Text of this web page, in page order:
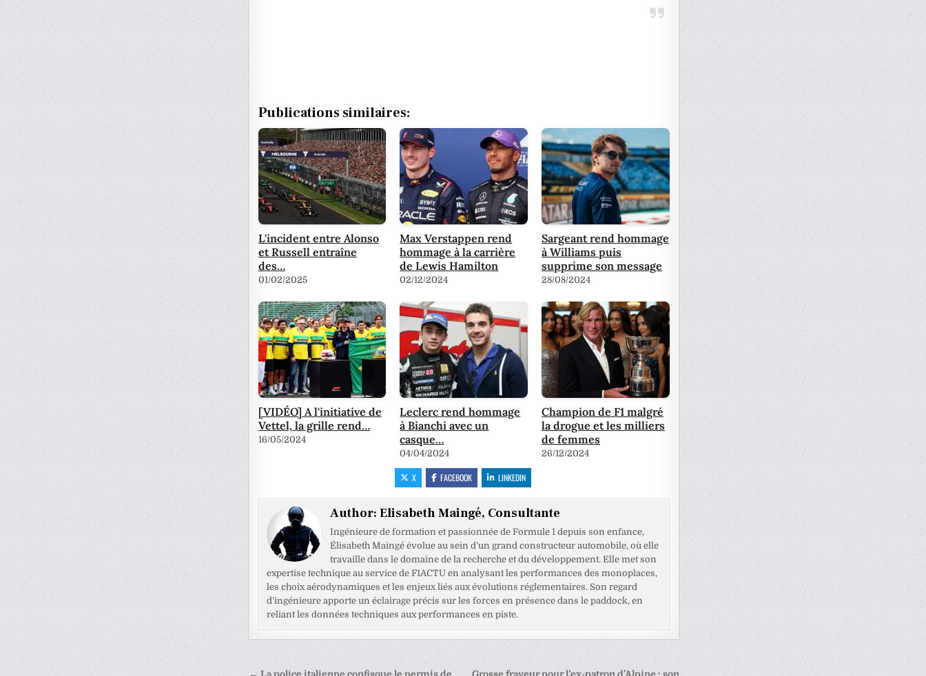
Publications similaires:
L'incident entre Alonso
et Russell entraîne
des…
01/02/2025
Max Verstappen rend
hommage à la carrière
de Lewis Hamilton
02/12/2024
Sargeant rend hommage
à Williams puis
supprime son message
28/08/2024
[VIDÉO] A l'initiative de
Vettel, la grille rend…
16/05/2024
Leclerc rend hommage
à Bianchi avec un
casque…
04/04/2024
Champion de F1 malgré
la drogue et les milliers
de femmes
26/12/2024
X FACEBOOK LINKEDIN
Author: Elisabeth Maingé, Consultante
Ingénieure de formation et passionnée de Formule 1 depuis son enfance,
Élisabeth Maingé évolue au sein d’un grand constructeur automobile, où elle
travaille dans le domaine de la recherche et du développement. Elle met son
expertise technique au service de F1ACTU en analysant les performances des monoplaces,
les choix aérodynamiques et les enjeux liés aux évolutions réglementaires. Son regard
d’ingénieure apporte un éclairage précis sur les forces en présence dans le paddock, en
reliant les données techniques aux performances en piste.